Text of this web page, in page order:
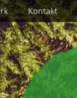
Kontakt